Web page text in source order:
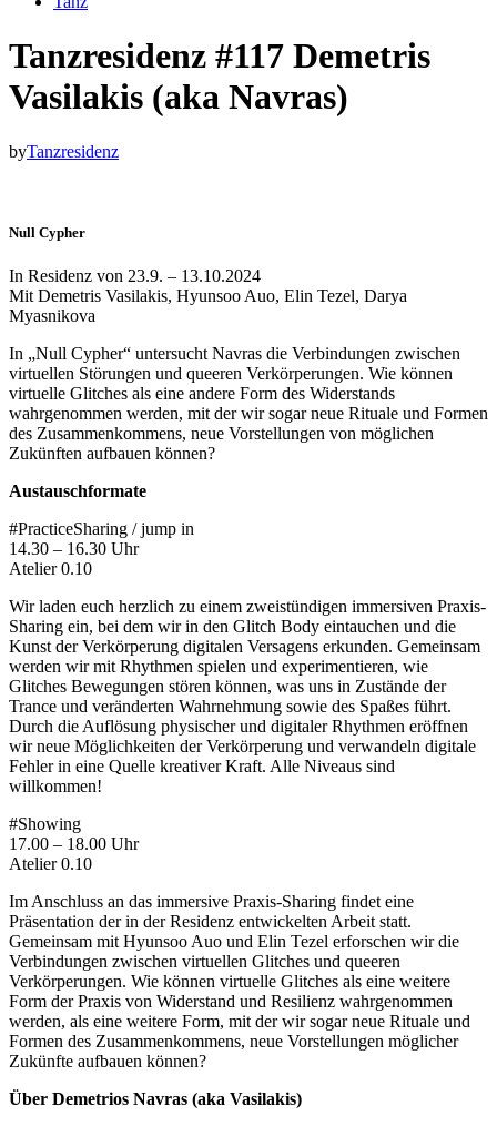
Tanzresidenz #117 Demetris
Vasilakis (aka Navras)
byTanzresidenz
Null Cypher
In Residenz von 23.9. – 13.10.2024
Mit Demetris Vasilakis, Hyunsoo Auo, Elin Tezel, Darya
Myasnikova
In „Null Cypher“ untersucht Navras die Verbindungen zwischen
virtuellen Störungen und queeren Verkörperungen. Wie können
virtuelle Glitches als eine andere Form des Widerstands
wahrgenommen werden, mit der wir sogar neue Rituale und Formen
des Zusammenkommens, neue Vorstellungen von möglichen
Zukünften aufbauen können?
Austauschformate
#PracticeSharing / jump in
14.30 – 16.30 Uhr
Atelier 0.10
Wir laden euch herzlich zu einem zweistündigen immersiven Praxis-
Sharing ein, bei dem wir in den Glitch Body eintauchen und die
Kunst der Verkörperung digitalen Versagens erkunden. Gemeinsam
werden wir mit Rhythmen spielen und experimentieren, wie
Glitches Bewegungen stören können, was uns in Zustände der
Trance und veränderten Wahrnehmung sowie des Spaßes führt.
Durch die Auflösung physischer und digitaler Rhythmen eröffnen
wir neue Möglichkeiten der Verkörperung und verwandeln digitale
Fehler in eine Quelle kreativer Kraft. Alle Niveaus sind
willkommen!
#Showing
17.00 – 18.00 Uhr
Atelier 0.10
Im Anschluss an das immersive Praxis-Sharing findet eine
Präsentation der in der Residenz entwickelten Arbeit statt.
Gemeinsam mit Hyunsoo Auo und Elin Tezel erforschen wir die
Verbindungen zwischen virtuellen Glitches und queeren
Verkörperungen. Wie können virtuelle Glitches als eine weitere
Form der Praxis von Widerstand und Resilienz wahrgenommen
werden, als eine weitere Form, mit der wir sogar neue Rituale und
Formen des Zusammenkommens, neue Vorstellungen möglicher
Zukünfte aufbauen können?
Über Demetrios Navras (aka Vasilakis)